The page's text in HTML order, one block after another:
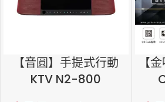
【音圓】手提式行動
KTV N2-800
【